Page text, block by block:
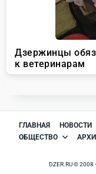
ГЛАВНАЯ НОВОСТИ
ОБЩЕСТВО
DZER.RU ©